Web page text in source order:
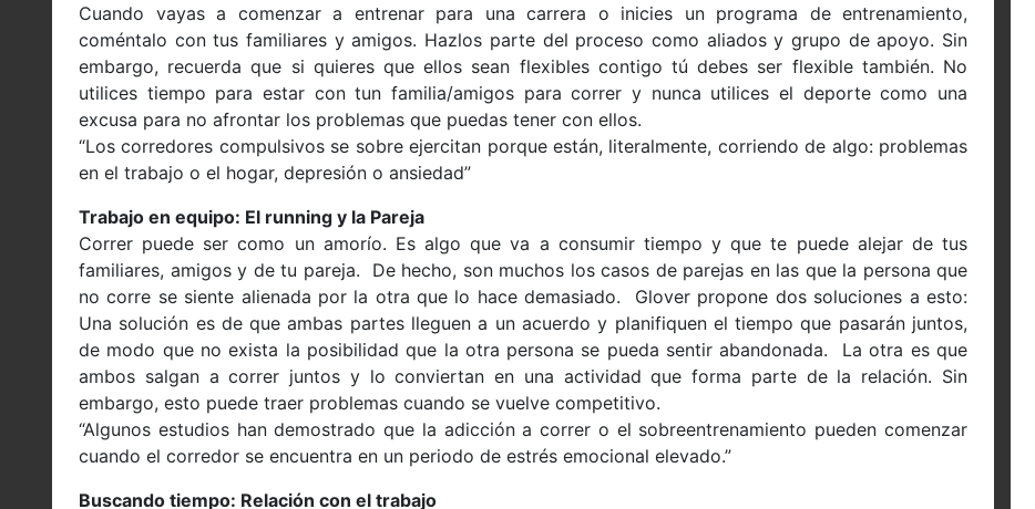
Cuando vayas a comenzar a entrenar para una carrera o inicies un programa de entrenamiento,
coméntalo con tus familiares y amigos. Hazlos parte del proceso como aliados y grupo de apoyo. Sin
embargo, recuerda que si quieres que ellos sean flexibles contigo tú debes ser flexible también. No
utilices tiempo para estar con tun familia/amigos para correr y nunca utilices el deporte como una
excusa para no afrontar los problemas que puedas tener con ellos.
“Los corredores compulsivos se sobre ejercitan porque están, literalmente, corriendo de algo: problemas
en el trabajo o el hogar, depresión o ansiedad”
Trabajo en equipo: El running y la Pareja
Correr puede ser como un amorío. Es algo que va a consumir tiempo y que te puede alejar de tus
familiares, amigos y de tu pareja. De hecho, son muchos los casos de parejas en las que la persona que
no corre se siente alienada por la otra que lo hace demasiado. Glover propone dos soluciones a esto:
Una solución es de que ambas partes lleguen a un acuerdo y planifiquen el tiempo que pasarán juntos,
de modo que no exista la posibilidad que la otra persona se pueda sentir abandonada. La otra es que
ambos salgan a correr juntos y lo conviertan en una actividad que forma parte de la relación. Sin
embargo, esto puede traer problemas cuando se vuelve competitivo.
“Algunos estudios han demostrado que la adicción a correr o el sobreentrenamiento pueden comenzar
cuando el corredor se encuentra en un periodo de estrés emocional elevado.”
Buscando tiempo: Relación con el trabajo